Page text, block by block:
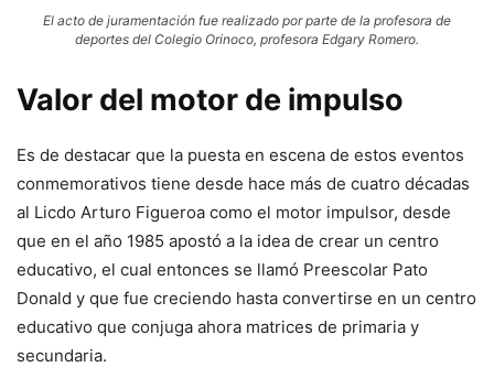
El acto de juramentación fue realizado por parte de la profesora de
deportes del Colegio Orinoco, profesora Edgary Romero.
Valor del motor de impulso
Es de destacar que la puesta en escena de estos eventos
conmemorativos tiene desde hace más de cuatro décadas
al Licdo Arturo Figueroa como el motor impulsor, desde
que en el año 1985 apostó a la idea de crear un centro
educativo, el cual entonces se llamó Preescolar Pato
Donald y que fue creciendo hasta convertirse en un centro
educativo que conjuga ahora matrices de primaria y
secundaria.